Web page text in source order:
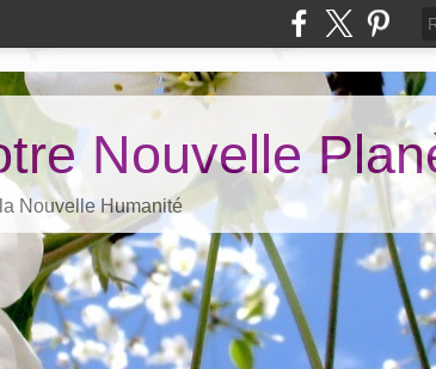
Nouvelle
Nouvelle Humanité